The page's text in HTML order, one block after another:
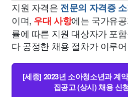
지원 자격은 전문의 자격증
이며, 우대 사항에는 국가유
률에 따른 지원 대상자가 포
다 공정한 채용 절차가 이루
[세종] 2023년 소아청소년과 계
집공고 (상시) 채용 신